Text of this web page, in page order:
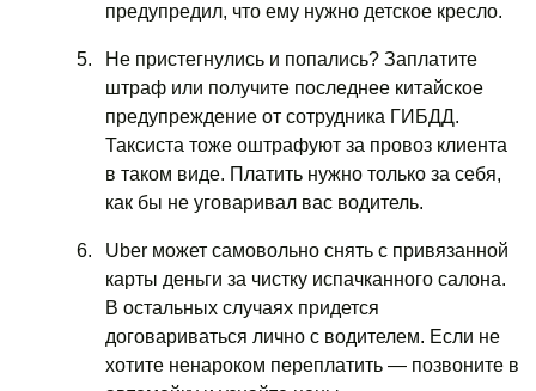
предупредил, что ему нужно детское кресло.
Не пристегнулись и попались? Заплатите
штраф или получите последнее китайское
предупреждение от сотрудника ГИБДД.
Таксиста тоже оштрафуют за провоз клиента
в таком виде. Платить нужно только за себя,
как бы не уговаривал вас водитель.
Uber может самовольно снять с привязанной
карты деньги за чистку испачканного салона.
В остальных случаях придется
договариваться лично с водителем. Если не
хотите ненароком переплатить — позвоните в